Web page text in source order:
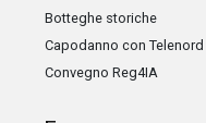
Botteghe storiche
Capodanno con Telenord
Convegno Reg4IA